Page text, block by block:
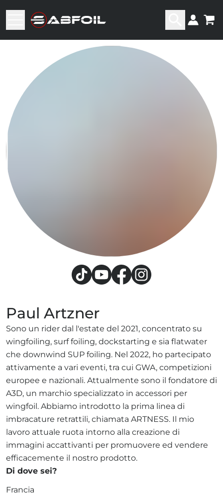
Paul Artzner
Sono un rider dal l'estate del 2021, concentrato su
wingfoiling, surf foiling, dockstarting e sia flatwater
che downwind SUP foiling. Nel 2022, ho partecipato
attivamente a vari eventi, tra cui GWA, competizioni
europee e nazionali. Attualmente sono il fondatore di
A3D, un marchio specializzato in accessori per
wingfoil. Abbiamo introdotto la prima linea di
imbracature retrattili, chiamata ARTNESS. Il mio
lavoro attuale ruota intorno alla creazione di
immagini accattivanti per promuovere ed vendere
efficacemente il nostro prodotto.
Di dove sei?
Francia